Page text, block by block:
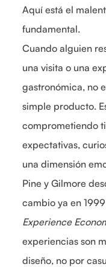
Aquí está el
fundamental.
Cuando alguien
una visita o una
gastronómica, no
simple producto.
comprometiendo
expectativas,
una dimensión
Pine y Gilmore
cambio ya en
Experience
experiencias son
diseño, no por